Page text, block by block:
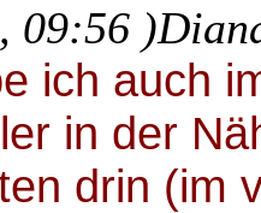
09:56 )
ich auch
in der
drin (im